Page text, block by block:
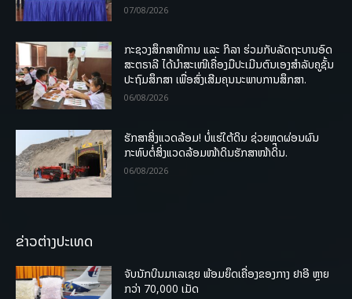
07/08/2026
ກະຊວງສຶກສາທິການ ແລະ ກິລາ ຮ່ວມກັບລັດຖະບານອົດ
ສະຕຣາລີ ໄດ້ນຳສະເໜີເຄື່ອງມືປະເມີນຕົນເອງສຳລັບຄູຊັ້ນ
ປະຖົມສຶກສາ ເພື່ອສົ່ງເສີມຄຸນນະພາບການສຶກສາ.
06/08/2026
ຮັກສາສິ່ງແວດລ້ອມ! ບໍ່ແຮ່ໃຕ້ດິນ ຊ່ວຍຫຼຸດຜ່ອນຜົນ
ກະທົບຕໍ່ສິ່ງແວດລ້ອມໜ້າດິນຮັກສາໜ້າດິນ.
06/08/2026
ຂ່າວຕ່າງປະເທດ
ຈັບນັກບິນມາເລເຊຍ ພ້ອມຍຶດເຄື່ອງຂອງກາງ ຢາອີ ຫຼາຍ
ກວ່າ 70,000 ເມັດ